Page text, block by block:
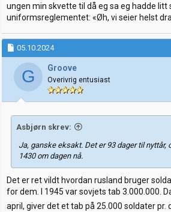
ungen min skvette til då eg sa eg hadde litt
uniformsreglementet: «Øh, vi seier helst
05.10.2024
G Groove
Overivrig entusiast
Asbjørn skrev:
Ja, ganske eksakt. Det er 93 dager til nyttår,
1430 om dagen nå.
Det er ret vildt hvordan rusland bruger
for dem. I 1945 var sovjets tab 3.000.000.
april, giver det et tab på 25.000 soldater pr.